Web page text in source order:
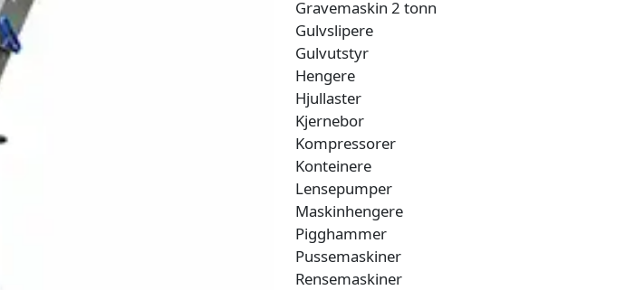
Gravemaskin 2 tonn
Gulvslipere
Gulvutstyr
Hengere
Hjullaster
Kjernebor
Kompressorer
Konteinere
Lensepumper
Maskinhengere
Pigghammer
Pussemaskiner
Rensemaskiner